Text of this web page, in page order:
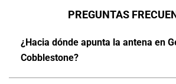
PREGUNTAS
¿Hacia dónde apunta la antena en
Cobblestone?